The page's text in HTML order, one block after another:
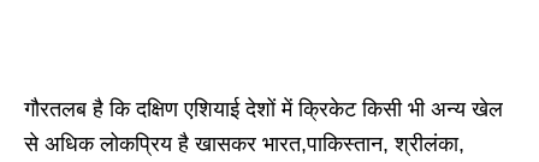
गौरतलब है कि दक्षिण एशियाई देशों में क्रिकेट किसी भी अन्य खेल
से अधिक लोकप्रिय है खासकर भारत,पाकिस्तान, श्रीलंका,